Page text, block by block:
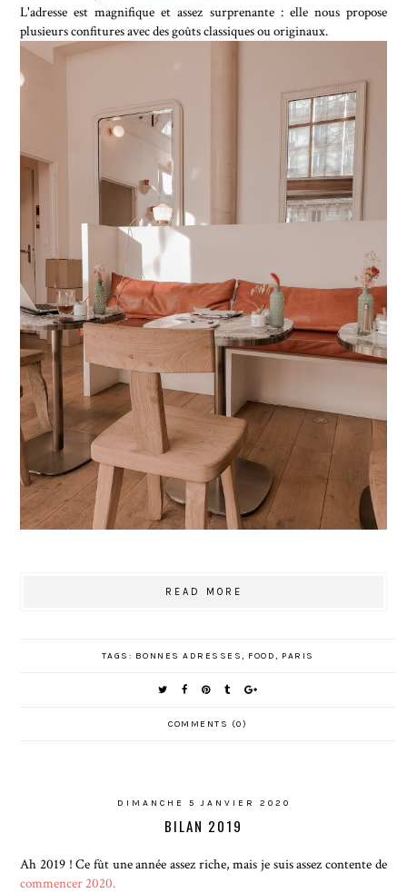
L'adresse est magnifique et assez surprenante : elle nous propose
plusieurs confitures avec des goûts classiques ou originaux.
READ MORE
TAGS: BONNES ADRESSES, FOOD, PARIS
COMMENTS (0)
DIMANCHE 5 JANVIER 2020
BILAN 2019
Ah 2019 ! Ce fût une année assez riche, mais je suis assez contente de
commencer 2020.